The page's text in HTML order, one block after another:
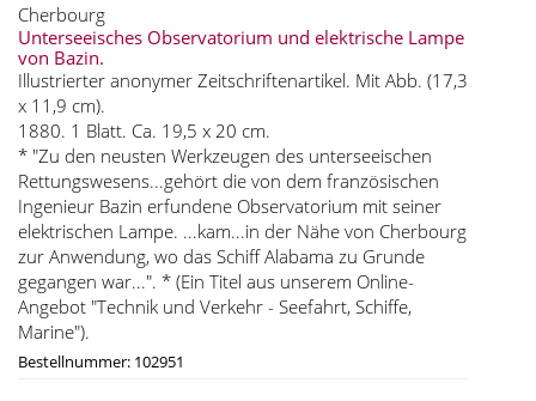
Cherbourg
Unterseeisches Observatorium und elektrische Lampe
von Bazin.
Illustrierter anonymer Zeitschriftenartikel. Mit Abb. (17,3
x 11,9 cm).
1880. 1 Blatt. Ca. 19,5 x 20 cm.
* "Zu den neusten Werkzeugen des unterseeischen
Rettungswesens...gehört die von dem französischen
Ingenieur Bazin erfundene Observatorium mit seiner
elektrischen Lampe. ...kam...in der Nähe von Cherbourg
zur Anwendung, wo das Schiff Alabama zu Grunde
gegangen war...". * (Ein Titel aus unserem Online-
Angebot "Technik und Verkehr - Seefahrt, Schiffe,
Marine").
Bestellnummer: 102951